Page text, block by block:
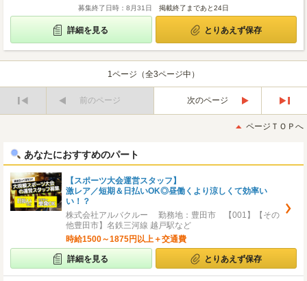
募集終了日時：8月31日 掲載終了まであと24日
詳細を見る とりあえず保存
1ページ（全3ページ中）
前のページ
次のページ
後
ページＴＯＰへ
あなたにおすすめのパート
【スポーツ大会運営スタッフ】
激レア／短期＆日払いOK◎昼働くより涼しくて効率い
い！？
株式会社アルバクルー 勤務地：豊田市 【001】【その
他豊田市】名鉄三河線 越戸駅など
時給1500～1875円以上＋交通費
詳細を見る とりあえず保存